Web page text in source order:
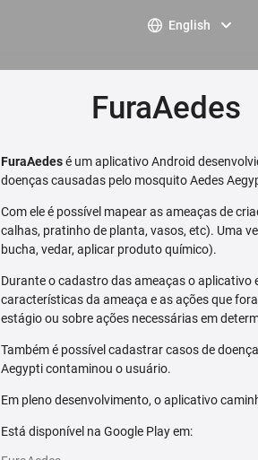
English
FuraAedes
FuraAedesé um aplicativo Android
doenças causadas pelo mosquito Aedes
Com ele é possível mapear as ameaças de
calhas, pratinho de planta, vasos, etc). Uma
bucha, vedar, aplicar produto químico).
Durante o cadastro das ameaças o aplicativo
características da ameaça e as ações que
estágio ou sobre ações necessárias em
Também é possível cadastrar casos de
Aegypti contaminou o usuário.
Em pleno desenvolvimento, o aplicativo
Está disponível na Google Play em: